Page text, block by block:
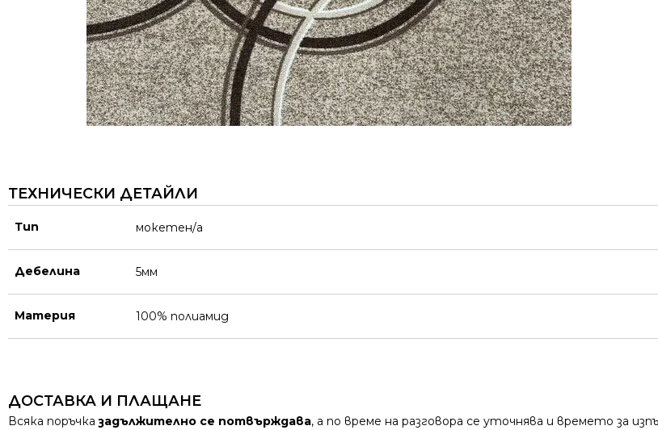
ТЕХНИЧЕСКИ ДЕТАЙЛИ
Тип мокетен/а
Дебелина 5мм
Материя 100% полиамид
ДОСТАВКА И ПЛАЩАНЕ
Всяка поръчказадължително се потвърждава, а по време на разговора се уточнява и времето за